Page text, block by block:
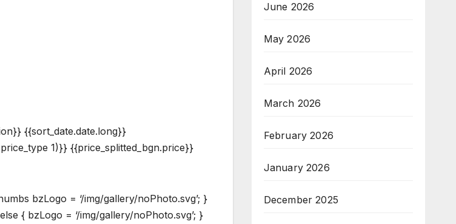
{{sort_date.date.long}}
1)}} {{price_splitted_bgn.price}}
bzLogo = ‘/img/gallery/noPhoto.svg’; }
{ bzLogo = ‘/img/gallery/noPhoto.svg’; }
June 2026
May 2026
April 2026
March 2026
February 2026
January 2026
December 2025